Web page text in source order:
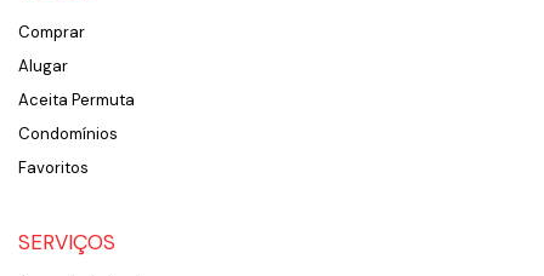
Comprar
Alugar
Aceita Permuta
Condomínios
Favoritos
SERVIÇOS